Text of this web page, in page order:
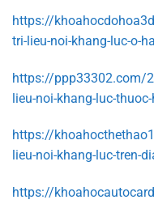
https://
tri-lieu-noi-khang-luc-o-
https://ppp33302.com/
lieu-noi-khang-luc-
https://
lieu-noi-khang-luc-tren-
https://